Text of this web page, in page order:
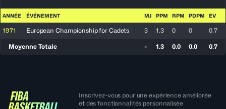
ANNÉE ÉVÉNEMENT MJ PPM RPM PDPM EV
1971 European Championship for Cadets 3 1.3 0 0 0.7
Moyenne Totale - 1.3 0.0 0.0 0.7
Inscrivez-vous pour une expérience améliorée
et des fonctionnalités personnalisée